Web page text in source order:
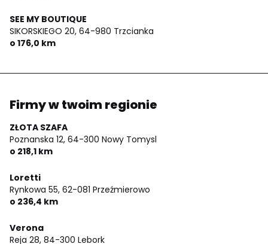
SEE MY BOUTIQUE
SIKORSKIEGO 20, 64-980 Trzcianka
o 176,0 km
Firmy w twoim regionie
ZŁOTA SZAFA
Poznanska 12, 64-300 Nowy Tomysl
o 218,1 km
Loretti
Rynkowa 55, 62-081 Przeźmierowo
o 236,4 km
Verona
Reja 28, 84-300 Lebork